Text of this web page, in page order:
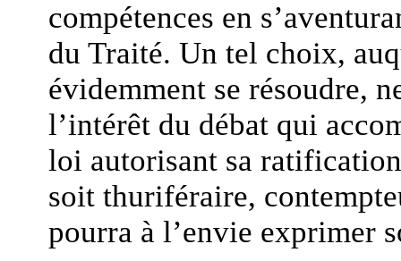
compétences en
du Traité. Un tel choix,
évidemment se résoudre,
l’intérêt du débat qui
loi autorisant sa
soit thuriféraire,
pourra à l’envie exprimer